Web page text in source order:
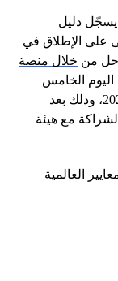
يسجّل دليل
على الإطلاق في
من خلال منصة
الخامس
عشر من كل شهر، من أكتوبر إلى ديسمبر 2025، وذلك بعد
مع هيئة
العالمية